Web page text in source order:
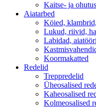
Kaitse- ja
Aiatarbed
Köied,
Lukud, riivid,
Labidad,
Koormakatted
Redelid
Treppredelid
Üheosalised
Kaheosalised
Kolmeosalised